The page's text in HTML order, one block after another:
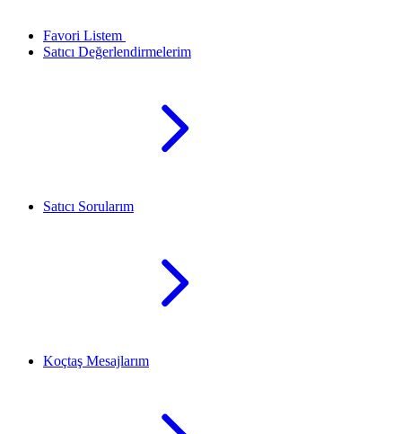
Favori Listem
Satıcı Değerlendirmelerim
Satıcı Sorularım
Koçtaş Mesajlarım